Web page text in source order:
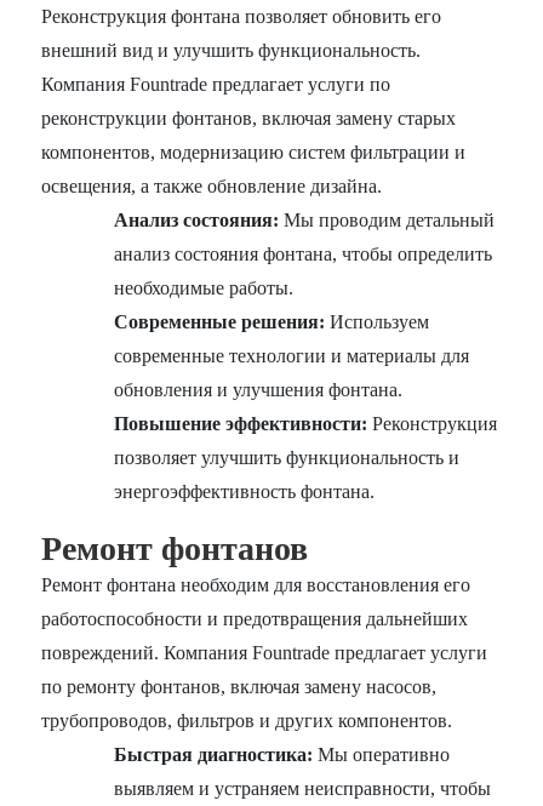
Реконструкция фонтана позволяет обновить его
внешний вид и улучшить функциональность.
Компания Fountrade предлагает услуги по
реконструкции фонтанов, включая замену старых
компонентов, модернизацию систем фильтрации и
освещения, а также обновление дизайна.
Анализ состояния: Мы проводим детальный
анализ состояния фонтана, чтобы определить
необходимые работы.
Современные решения: Используем
современные технологии и материалы для
обновления и улучшения фонтана.
Повышение эффективности: Реконструкция
позволяет улучшить функциональность и
энергоэффективность фонтана.
Ремонт фонтанов
Ремонт фонтана необходим для восстановления его
работоспособности и предотвращения дальнейших
повреждений. Компания Fountrade предлагает услуги
по ремонту фонтанов, включая замену насосов,
трубопроводов, фильтров и других компонентов.
Быстрая диагностика: Мы оперативно
выявляем и устраняем неисправности, чтобы